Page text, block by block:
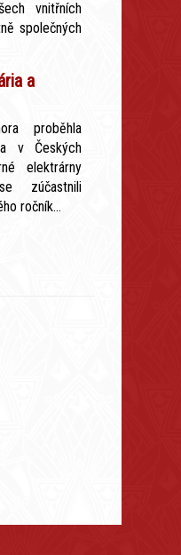
vnitřních
společných
a
proběhla
v Českých
elektrárny
zúčastnili
ročník...